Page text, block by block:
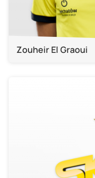
Zouheir El Graoui